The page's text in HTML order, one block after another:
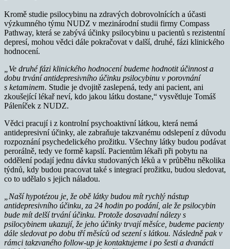
Kromě studie psilocybinu na zdravých dobrovolnících a účasti
výzkumného týmu NUDZ v mezinárodní studii firmy Compass
Pathway, která se zabývá účinky psilocybinu u pacientů s rezistentní
depresí, mohou vědci dále pokračovat v další, druhé, fázi klinického
hodnocení.
„Ve druhé fázi klinického hodnocení budeme hodnotit účinnost a
dobu trvání antidepresivního účinku psilocybinu v porovnání
s ketaminem. Studie je dvojitě zaslepená, tedy ani pacient, ani
zkoušející lékař neví, kdo jakou látku dostane,“ vysvětluje Tomáš
Páleníček z NUDZ.
Vědci pracují i z kontrolní psychoaktivní látkou, která nemá
antidepresivní účinky, ale zabraňuje takzvanému odslepení z důvodu
rozpoznání psychedelického prožitku. Všechny látky budou podávat
perorálně, tedy ve formě kapslí. Pacientům lékaři při pobytu na
oddělení podají jednu dávku studovaných léků a v průběhu několika
týdnů, kdy budou pracovat také s integrací prožitku, budou sledovat,
co to udělalo s jejich náladou.
„Naší hypotézou je, že obě látky budou mít rychlý nástup
antidepresivního účinku, za 24 hodin po podání, ale že psilocybin
bude mít delší trvání účinku. Protože dosavadní nálezy s
psilocybinem ukazují, že jeho účinky trvají měsíce, budeme pacienty
dále sledovat po dobu tří měsíců od sezení s látkou. Následně pak v
rámci takzvaného follow-up je kontaktujeme i po šesti a dvanácti